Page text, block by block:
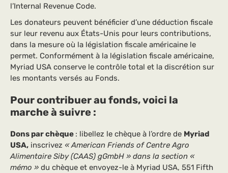
l’Internal Revenue Code.
Les donateurs peuvent bénéficier d’une déduction fiscale
sur leur revenu aux États-Unis pour leurs contributions,
dans la mesure où la législation fiscale américaine le
permet. Conformément à la législation fiscale américaine,
Myriad USA conserve le contrôle total et la discrétion sur
les montants versés au Fonds.
Pour contribuer au fonds, voici la
marche à suivre :
Dons par chèque : libellez le chèque à l’ordre de Myriad
USA, inscrivez « American Friends of Centre Agro
Alimentaire Siby (CAAS) gGmbH » dans la section «
mémo » du chèque et envoyez-le à Myriad USA, 551 Fifth